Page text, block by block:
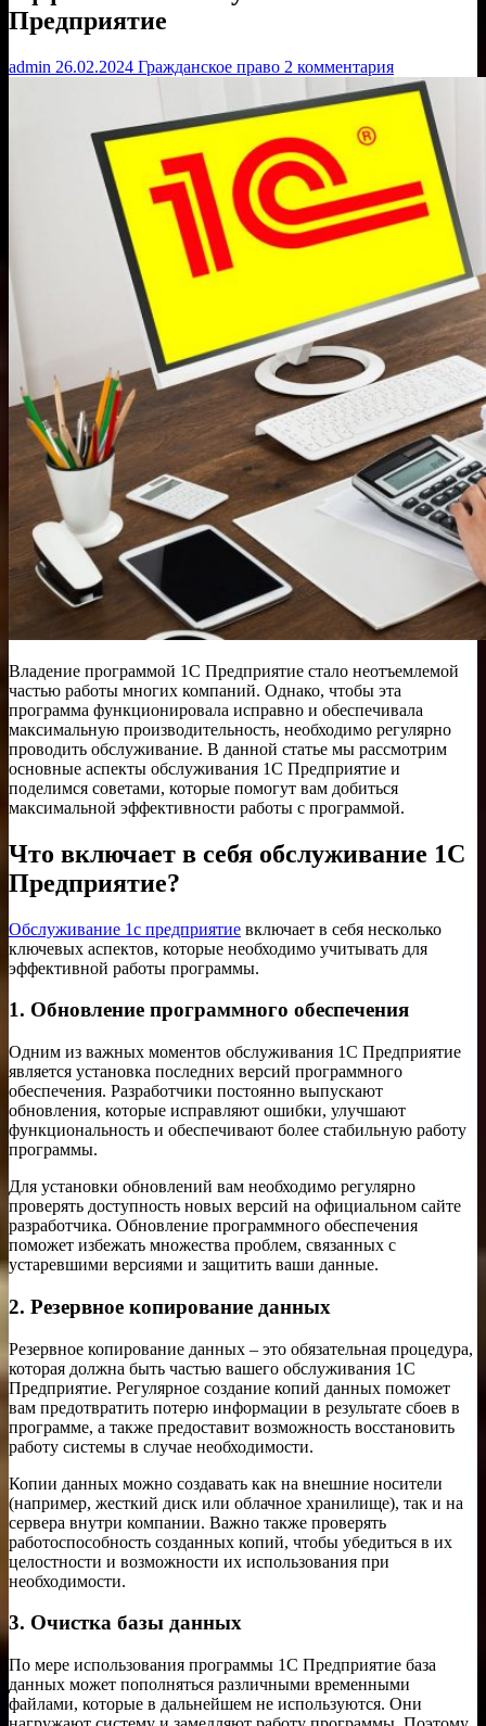
Предприятие
admin 26.02.2024 Гражданское право 2 комментария
Владение программой 1С Предприятие стало неотъемлемой
частью работы многих компаний. Однако, чтобы эта
программа функционировала исправно и обеспечивала
максимальную производительность, необходимо регулярно
проводить обслуживание. В данной статье мы рассмотрим
основные аспекты обслуживания 1С Предприятие и
поделимся советами, которые помогут вам добиться
максимальной эффективности работы с программой.
Что включает в себя обслуживание 1С
Предприятие?
Обслуживание 1с предприятие включает в себя несколько
ключевых аспектов, которые необходимо учитывать для
эффективной работы программы.
1. Обновление программного обеспечения
Одним из важных моментов обслуживания 1С Предприятие
является установка последних версий программного
обеспечения. Разработчики постоянно выпускают
обновления, которые исправляют ошибки, улучшают
функциональность и обеспечивают более стабильную работу
программы.
Для установки обновлений вам необходимо регулярно
проверять доступность новых версий на официальном сайте
разработчика. Обновление программного обеспечения
поможет избежать множества проблем, связанных с
устаревшими версиями и защитить ваши данные.
2. Резервное копирование данных
Резервное копирование данных – это обязательная процедура,
которая должна быть частью вашего обслуживания 1С
Предприятие. Регулярное создание копий данных поможет
вам предотвратить потерю информации в результате сбоев в
программе, а также предоставит возможность восстановить
работу системы в случае необходимости.
Копии данных можно создавать как на внешние носители
(например, жесткий диск или облачное хранилище), так и на
сервера внутри компании. Важно также проверять
работоспособность созданных копий, чтобы убедиться в их
целостности и возможности их использования при
необходимости.
3. Очистка базы данных
По мере использования программы 1С Предприятие база
данных может пополняться различными временными
файлами, которые в дальнейшем не используются. Они